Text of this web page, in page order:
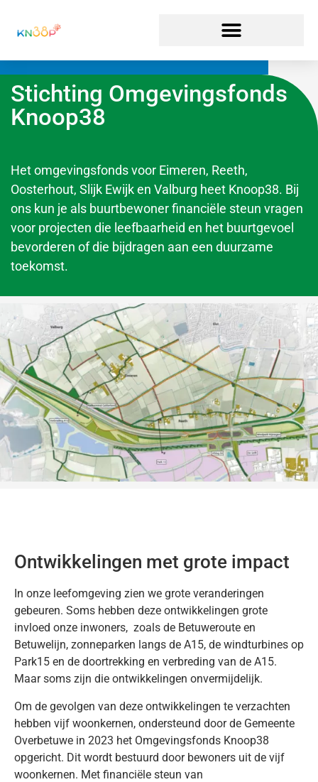
Stichting Omgevingsfonds
Knoop38
Het omgevingsfonds voor Eimeren, Reeth,
Oosterhout, Slijk Ewijk en Valburg heet Knoop38. Bij
ons kun je als buurtbewoner financiële steun vragen
voor projecten die leefbaarheid en het buurtgevoel
bevorderen of die bijdragen aan een duurzame
toekomst.
Ontwikkelingen met grote impact
In onze leefomgeving zien we grote veranderingen
gebeuren. Soms hebben deze ontwikkelingen grote
invloed onze inwoners, zoals de Betuweroute en
Betuwelijn, zonneparken langs de A15, de windturbines op
Park15 en de doortrekking en verbreding van de A15.
Maar soms zijn die ontwikkelingen onvermijdelijk.
Om de gevolgen van deze ontwikkelingen te verzachten
hebben vijf woonkernen, ondersteund door de Gemeente
Overbetuwe in 2023 het Omgevingsfonds Knoop38
opgericht. Dit wordt bestuurd door bewoners uit de vijf
woonkernen. Met financiële steun van